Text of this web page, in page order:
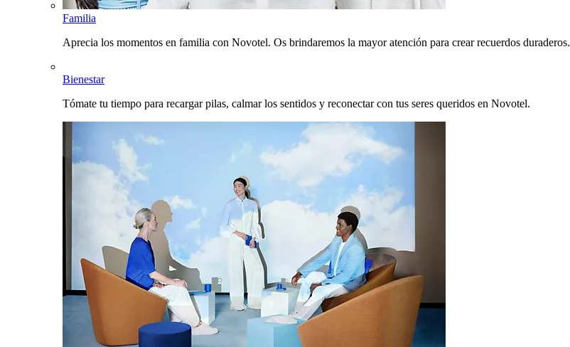
Familia
Aprecia los momentos en familia con Novotel. Os brindaremos la mayor atención para crear recuerdos duraderos.
Bienestar
Tómate tu tiempo para recargar pilas, calmar los sentidos y reconectar con tus seres queridos en Novotel.